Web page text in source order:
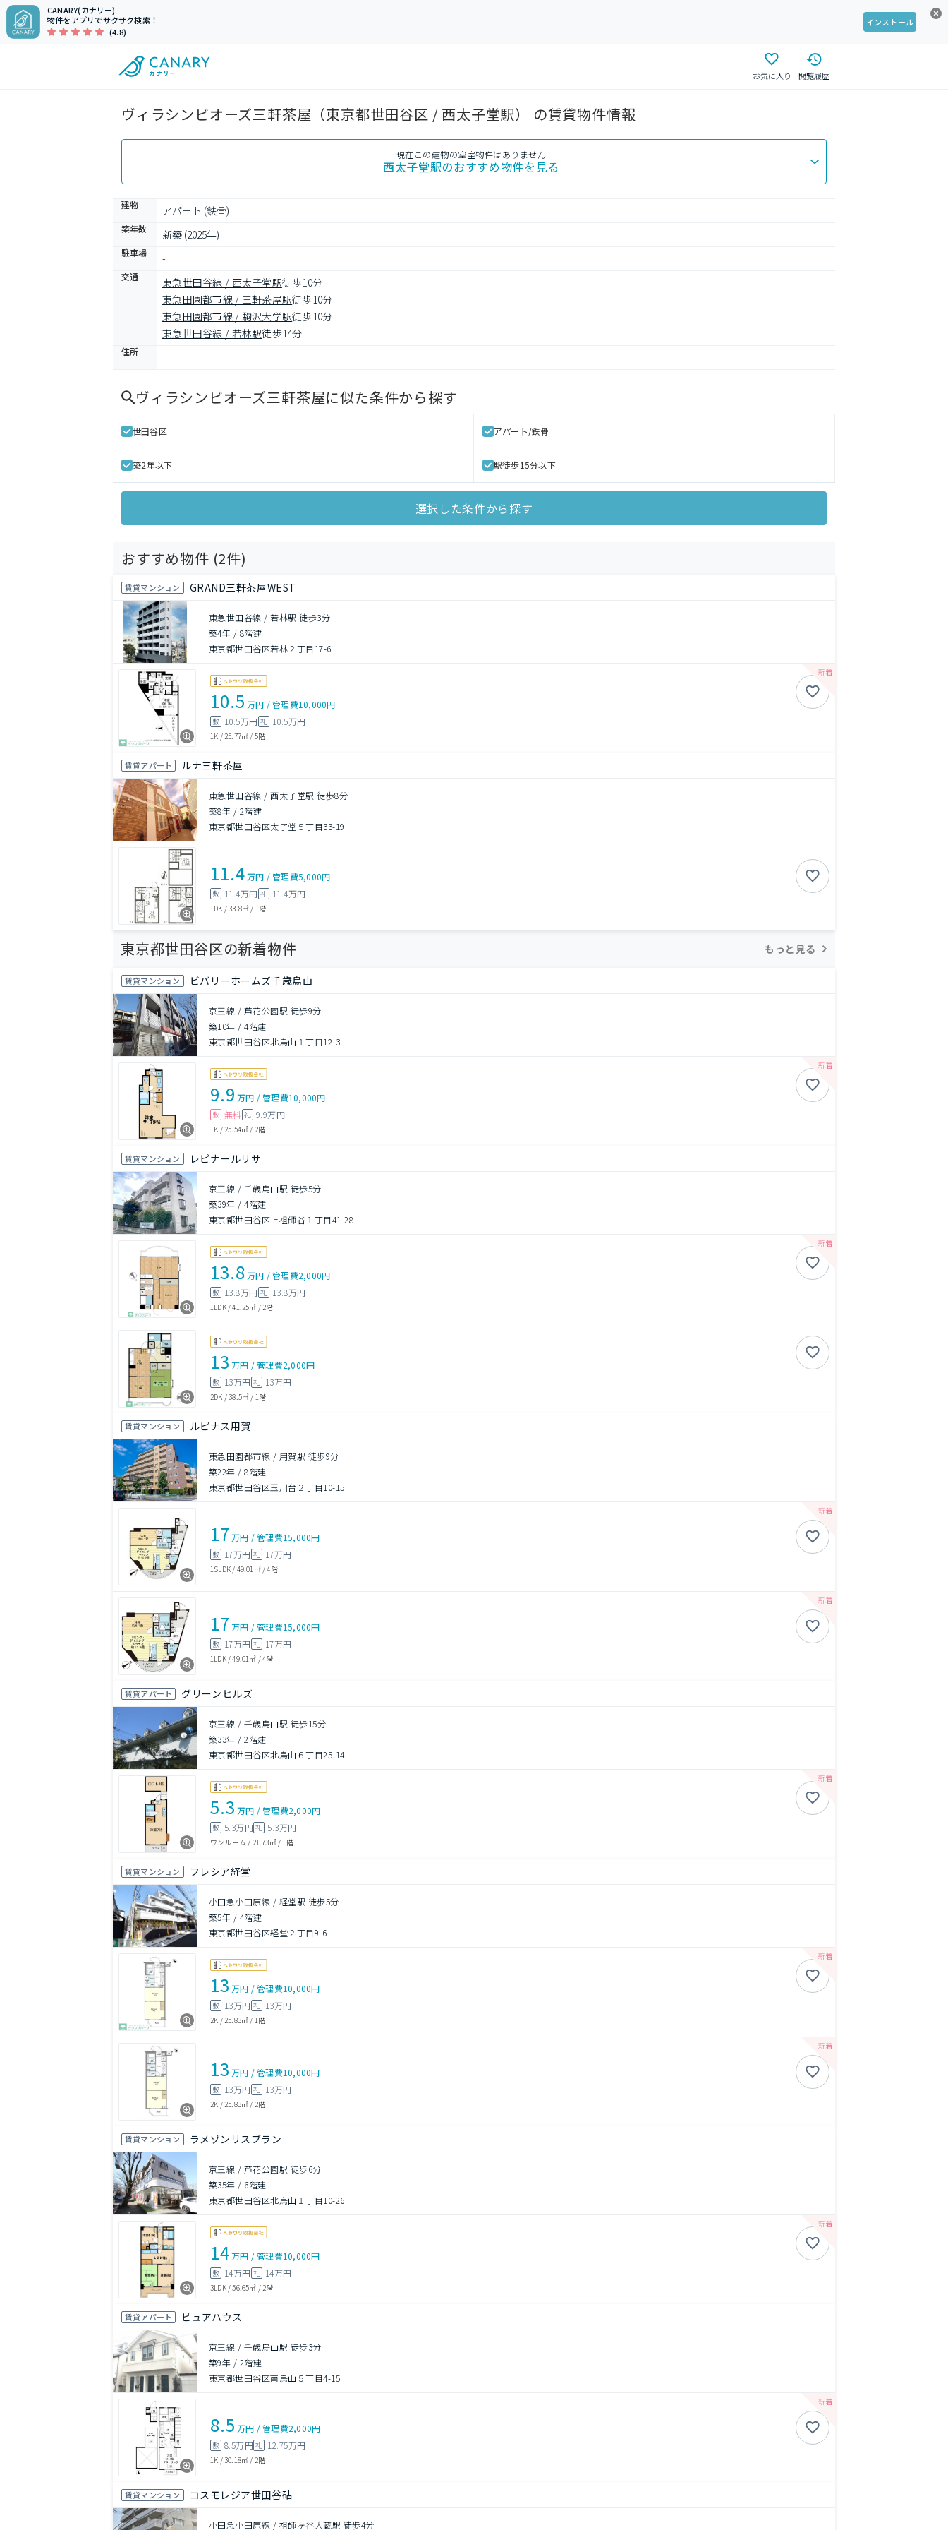
CANARY(カナリー)
物件をアプリでサクサク検索！
(4.8)
インストール
お気に入り 閲覧履歴
ヴィラシンビオーズ三軒茶屋（東京都世田谷区 / 西太子堂駅） の賃貸物件情報
現在この建物の空室物件はありません
西太子堂駅のおすすめ物件を見る
建物 アパート (鉄骨)
築年数 新築 (2025年)
駐車場 -
交通 東急世田谷線 / 西太子堂駅徒歩10分
東急田園都市線 / 三軒茶屋駅徒歩10分
東急田園都市線 / 駒沢大学駅徒歩10分
東急世田谷線 / 若林駅徒歩14分
住所
ヴィラシンビオーズ三軒茶屋に似た条件から探す
世田谷区 アパート/鉄骨
築2年以下 駅徒歩15分以下
選択した条件から探す
おすすめ物件 (2件)
賃貸マンション GRAND三軒茶屋WEST
東急世田谷線 / 若林駅 徒歩3分
築4年 / 8階建
東京都世田谷区若林２丁目17-6
10.5 万円 /管理費10,000円
敷 10.5万円 礼 10.5万円
1K /25.77㎡ / 5階
賃貸アパート ルナ三軒茶屋
東急世田谷線 / 西太子堂駅 徒歩8分
築8年 / 2階建
東京都世田谷区太子堂５丁目33-19
11.4万円 /管理費5,000円
敷 11.4万円 礼 11.4万円
1DK /33.8㎡ / 1階
東京都世田谷区の新着物件 もっと見る
賃貸マンション ビバリーホームズ千歳烏山
京王線 / 芦花公園駅 徒歩9分
築10年 /4階建
東京都世田谷区北烏山１丁目12-3
9.9 万円 /管理費10,000円
敷 無料 礼 9.9万円
1K /25.54㎡ / 2階
賃貸マンション レピナールリサ
京王線 / 千歳烏山駅 徒歩5分
築39年 /4階建
東京都世田谷区上祖師谷１丁目41-28
13.8万円 /管理費2,000円
敷 13.8万円 礼 13.8万円
1LDK/41.25㎡ /2階
13 万円 /管理費2,000円
敷 13万円 礼 13万円
2DK /38.5㎡ / 1階
賃貸マンション ルピナス用賀
東急田園都市線 / 用賀駅 徒歩9分
築22年 /8階建
東京都世田谷区玉川台２丁目10-15
17 万円 /管理費15,000円
敷 17万円 礼 17万円
1SLDK / 49.01㎡/4階
17 万円 /管理費15,000円
敷 17万円 礼 17万円
1LDK/49.01㎡ /4階
賃貸アパート グリーンヒルズ
京王線 / 千歳烏山駅 徒歩15分
築33年 /2階建
東京都世田谷区北烏山６丁目25-14
5.3 万円 /管理費2,000円
敷 5.3万円礼 5.3万円
ワンルーム / 21.73㎡/1階
賃貸マンション フレシア経堂
小田急小田原線 / 経堂駅 徒歩5分
築5年 / 4階建
東京都世田谷区経堂２丁目9-6
13 万円 /管理費10,000円
敷 13万円 礼 13万円
2K /25.83㎡ / 1階
13 万円 /管理費10,000円
敷 13万円 礼 13万円
2K / 25.83㎡ / 2階
賃貸マンション ラメゾンリスブラン
京王線 / 芦花公園駅 徒歩6分
築35年 / 6階建
東京都世田谷区北烏山１丁目10-26
14万円 /管理費10,000円
敷 14万円 礼 14万円
3LDK/56.65㎡ /2階
賃貸アパート ピュアハウス
京王線 / 千歳烏山駅 徒歩3分
築9年 / 2階建
東京都世田谷区南烏山５丁目4-15
8.5 万円 /管理費2,000円
敷 8.5万円礼 12.75万円
1K /30.18㎡ / 2階
賃貸マンション コスモレジア世田谷砧
小田急小田原線 / 祖師ヶ谷大蔵駅 徒歩4分